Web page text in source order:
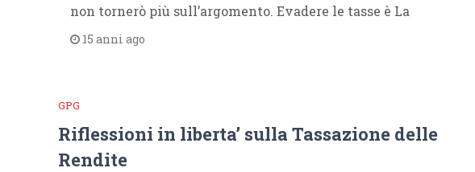
non tornerò più sull’argomento. Evadere le tasse è La
15 anni ago
GPG
Riflessioni in liberta’ sulla Tassazione delle
Rendite